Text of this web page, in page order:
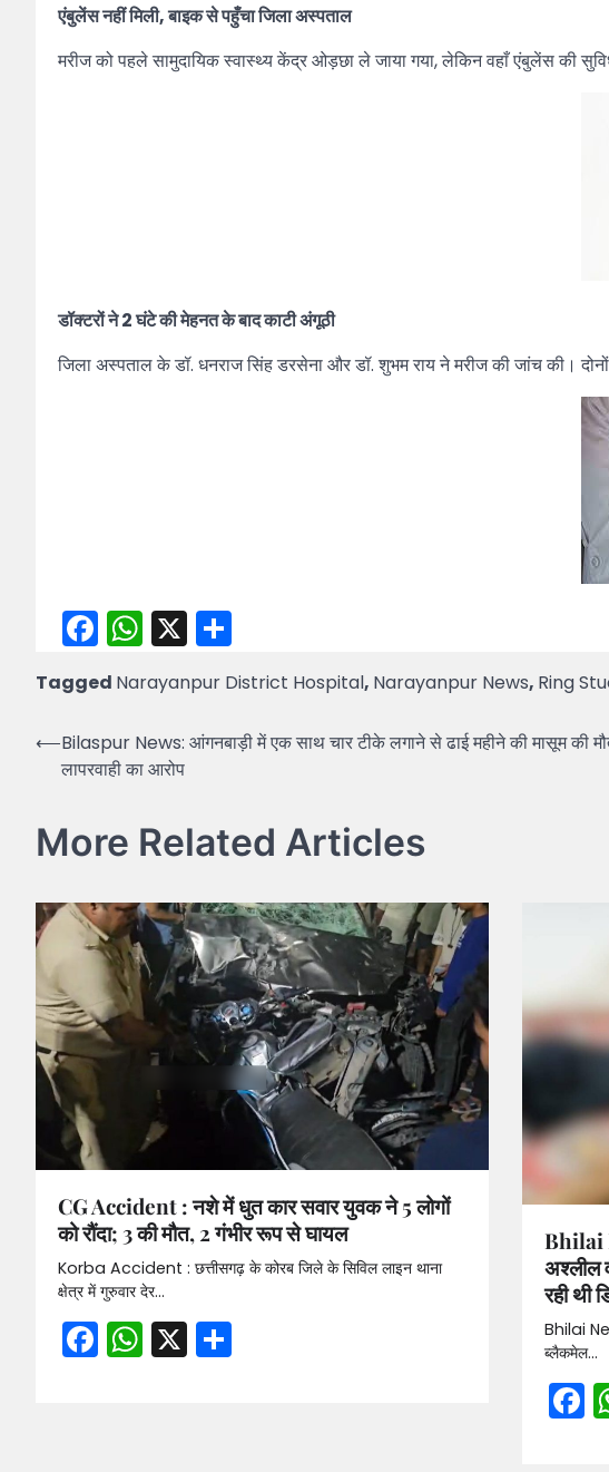
एंबुलेंस नहीं मिली, बाइक से पहुँचा जिला अस्पताल
मरीज को पहले सामुदायिक स्वास्थ्य केंद्र ओड़छा ले जाया गया, लेकिन वहाँ एंबुलेंस की
डॉक्टरों ने 2 घंटे की मेहनत के बाद काटी अंगूठी
जिला अस्पताल के डॉ. धनराज सिंह डरसेना और डॉ. शुभम राय ने मरीज की जांच की।
Facebook
WhatsApp
X
Tagged Narayanpur District Hospital, Narayanpur News, Ring
Post
navigation
⟵Bilaspur News: आंगनबाड़ी में एक साथ चार टीके लगाने से ढाई महीने की मासूम की
लापरवाही का आरोप
More Related Articles
CG Accident : नशे में धुत कार सवार युवक ने 5 लोगों
को रौंदा; 3 की मौत, 2 गंभीर रूप से घायल
Korba Accident : छत्तीसगढ़ के कोरब जिले के सिविल लाइन थाना
क्षेत्र में गुरुवार देर…
Facebook
WhatsApp
X
Bhilai
अश्लील
रही थी
Bhilai
ब्लैकमेल…